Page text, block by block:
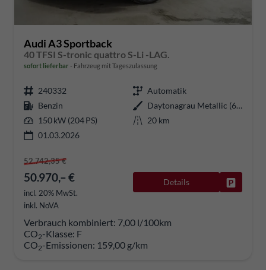
Audi A3 Sportback
40 TFSI S-tronic quattro S-Li -LAG.
sofort lieferbar Fahrzeug mit Tageszulassung
240332
Automatik
Benzin
Daytonagrau Metallic (6Y)
150 kW (204 PS)
20 km
01.03.2026
52.742,35 €
50.970,– €
incl. 20% MwSt.
inkl. NoVA
Details
Verbrauch kombiniert: 7,00 l/100km
CO2-Klasse: F
CO2-Emissionen: 159,00 g/km